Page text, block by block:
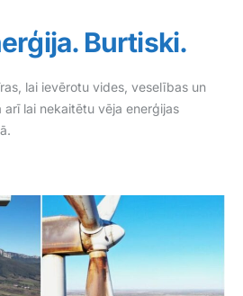
Burtiski.
lai ievērotu vides, veselības un
lai nekaitētu vēja enerģijas